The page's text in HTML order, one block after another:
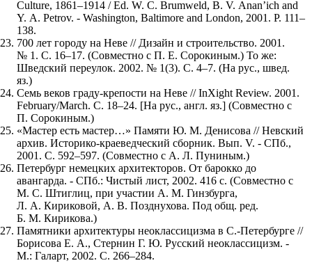
Culture, 1861–1914 / Ed. W. C. Brumweld, B. V. Anan’ich and
Y. A. Petrov. - Washington, Baltimore and London, 2001. P. 111–
138.
700 лет городу на Неве // Дизайн и строительство. 2001.
№ 1. С. 16–17. (Совместно с П. Е. Сорокиным.) То же:
Шведский переулок. 2002. № 1(3). С. 4–7. (На рус., швед.
яз.)
Семь веков граду-крепости на Неве // InXight Review. 2001.
February/March. С. 18–24. [На рус., англ. яз.] (Совместно с
П. Сорокиным.)
«Мастер есть мастер…» Памяти Ю. М. Денисова // Невский
архив. Историко-краеведческий сборник. Вып. V. - СПб.,
2001. С. 592–597. (Совместно с А. Л. Пуниным.)
Петербург немецких архитекторов. От барокко до
авангарда. - СПб.: Чистый лист, 2002. 416 с. (Совместно с
М. С. Штиглиц, при участии А. М. Гинзбурга,
Л. А. Кириковой, А. В. Позднухова. Под общ. ред.
Б. М. Кирикова.)
Памятники архитектуры неоклассицизма в С.-Петербурге //
Борисо­ва Е. А., Стернин Г. Ю. Русский неоклассицизм. -
М.: Галарт, 2002. С. 266–284.